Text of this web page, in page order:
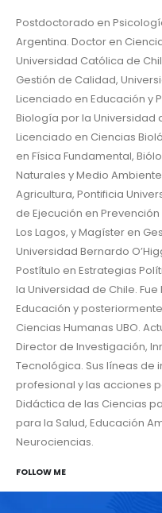
Postdoctorado en
Argentina. Doctor en
Universidad Católica de
Gestión de Calidad,
Licenciado en Educación y
Biología por la Universidad
Licenciado en Ciencias
en Física Fundamental,
Naturales y Medio
Agricultura, Pontificia
de Ejecución en
Los Lagos, y Magíster en
Universidad Bernardo
Postítulo en Estrategias
la Universidad de Chile.
Educación y
Ciencias Humanas UBO.
Director de Investigación,
Tecnológica. Sus líneas de
profesional y las acciones
Didáctica de las Ciencias
para la Salud, Educación
Neurociencias.
FOLLOW ME